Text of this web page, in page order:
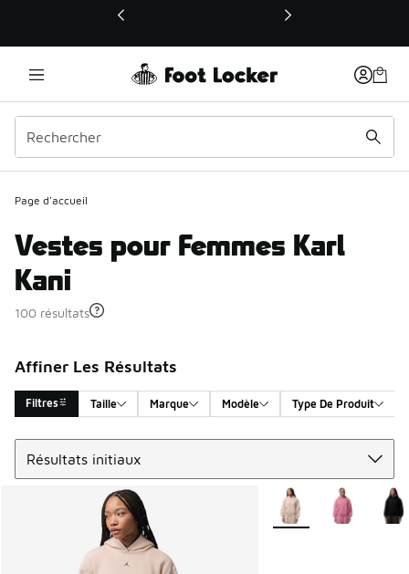
Ce lien ouvrira une nouvelle fenêtre
Page d'accueil
Vestes pour Femmes Karl
Kani
100 résultats
Affiner Les Résultats
Filtres Taille Marque Modèle Type De Produit
Search Results
Plus de couleurs